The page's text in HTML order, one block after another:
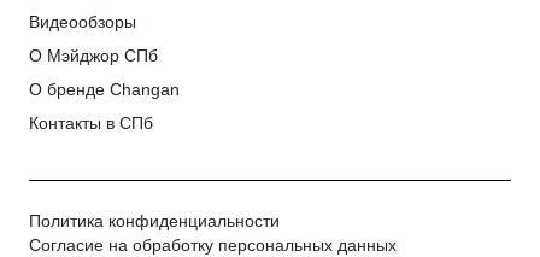
Видеообзоры
О Мэйджор СПб
О бренде Changan
Контакты в СПб
Политика конфиденциальности
Согласие на обработку персональных данных